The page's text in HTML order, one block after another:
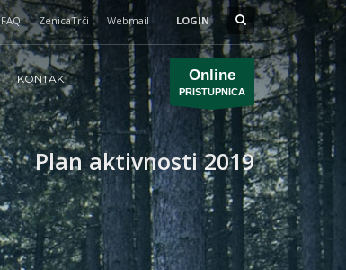
FAQ ZenicaTrči Webmail LOGIN
KONTAKT Online
PRISTUPNICA
Plan aktivnosti 2019